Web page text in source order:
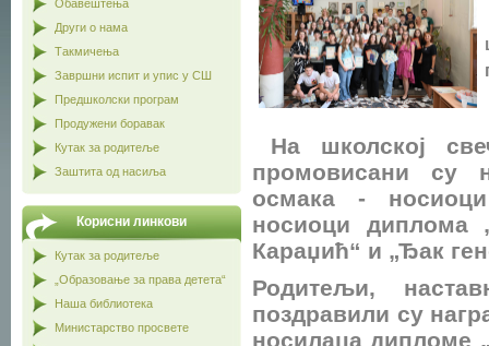
Обавештења
Други о нама
Такмичења
Завршни испит и упис у СШ
Предшколски програм
Продужени боравак
Кутак за родитеље
Заштита од насиља
Корисни линкови
Кутак за родитеље
„Образовање за права детета“
Наша библиотека
Министарство просвете
На школској
промовисани су
осмака -
носиоци диплома
Караџић“ и „Ђак
Родитељи,
поздравили су
носилаца дипломе